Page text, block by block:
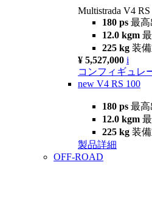
Multistrada V4 RS
180 ps 最高
12.0 kgm
225 kg 装
¥ 5,527,000 i
コンフィギュレ
new V4 RS 100
180 ps 最高
12.0 kgm
225 kg 装
製品詳細
OFF-ROAD